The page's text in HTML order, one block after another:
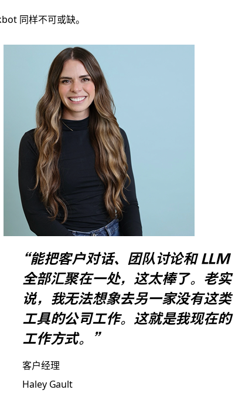
同样不可或缺。
“能把客户对话、团队讨论和 LLM
全部汇聚在一处，这太棒了。老实
说，我无法想象去另一家没有这类
工具的公司工作。这就是我现在的
工作方式。”
客户经理
Haley Gault